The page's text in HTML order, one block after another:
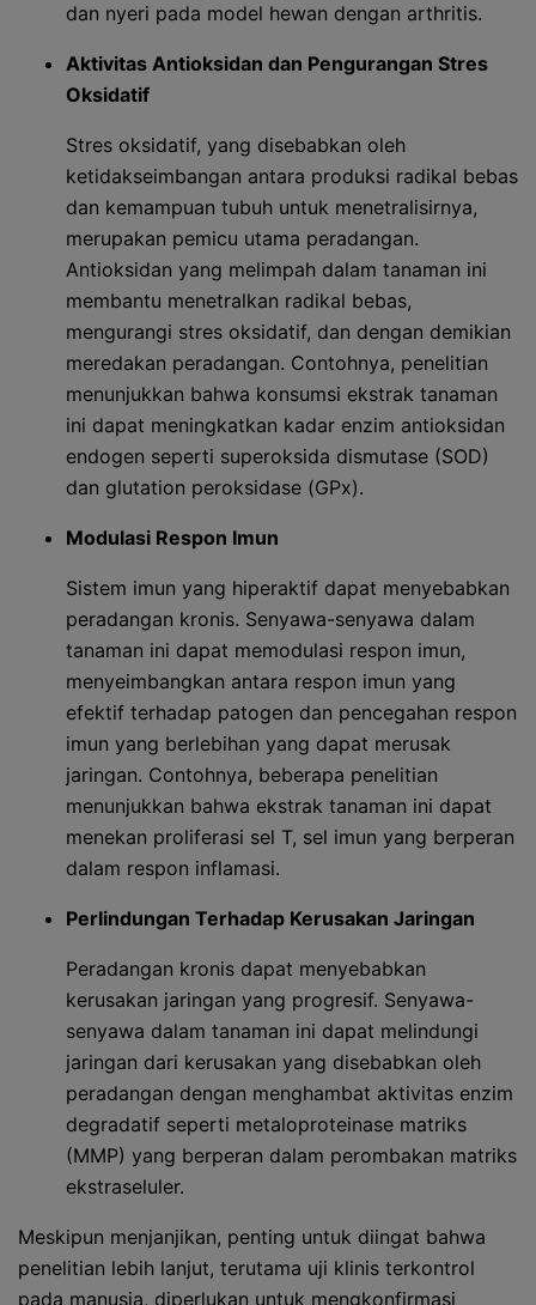
dan nyeri pada model hewan dengan arthritis.
Aktivitas Antioksidan dan Pengurangan Stres
Oksidatif
Stres oksidatif, yang disebabkan oleh
ketidakseimbangan antara produksi radikal bebas
dan kemampuan tubuh untuk menetralisirnya,
merupakan pemicu utama peradangan.
Antioksidan yang melimpah dalam tanaman ini
membantu menetralkan radikal bebas,
mengurangi stres oksidatif, dan dengan demikian
meredakan peradangan. Contohnya, penelitian
menunjukkan bahwa konsumsi ekstrak tanaman
ini dapat meningkatkan kadar enzim antioksidan
endogen seperti superoksida dismutase (SOD)
dan glutation peroksidase (GPx).
Modulasi Respon Imun
Sistem imun yang hiperaktif dapat menyebabkan
peradangan kronis. Senyawa-senyawa dalam
tanaman ini dapat memodulasi respon imun,
menyeimbangkan antara respon imun yang
efektif terhadap patogen dan pencegahan respon
imun yang berlebihan yang dapat merusak
jaringan. Contohnya, beberapa penelitian
menunjukkan bahwa ekstrak tanaman ini dapat
menekan proliferasi sel T, sel imun yang berperan
dalam respon inflamasi.
Perlindungan Terhadap Kerusakan Jaringan
Peradangan kronis dapat menyebabkan
kerusakan jaringan yang progresif. Senyawa-
senyawa dalam tanaman ini dapat melindungi
jaringan dari kerusakan yang disebabkan oleh
peradangan dengan menghambat aktivitas enzim
degradatif seperti metaloproteinase matriks
(MMP) yang berperan dalam perombakan matriks
ekstraseluler.
Meskipun menjanjikan, penting untuk diingat bahwa
penelitian lebih lanjut, terutama uji klinis terkontrol
pada manusia, diperlukan untuk mengkonfirmasi